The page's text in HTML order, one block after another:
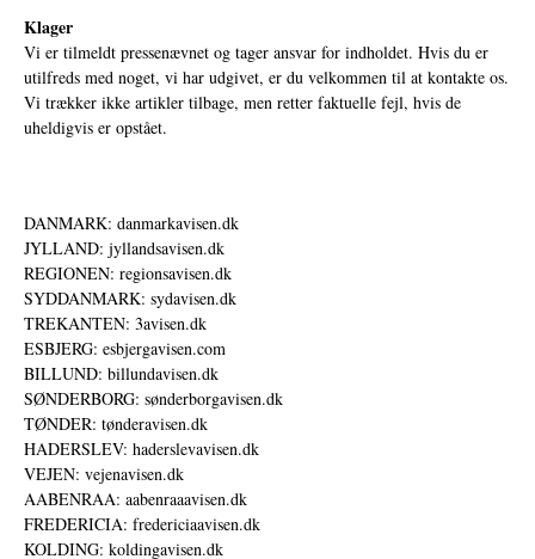
Klager
Vi er tilmeldt pressenævnet og tager ansvar for indholdet. Hvis du er
utilfreds med noget, vi har udgivet, er du velkommen til at kontakte os.
Vi trækker ikke artikler tilbage, men retter faktuelle fejl, hvis de
uheldigvis er opstået.
DANMARK: danmarkavisen.dk
JYLLAND: jyllandsavisen.dk
REGIONEN: regionsavisen.dk
SYDDANMARK: sydavisen.dk
TREKANTEN: 3avisen.dk
ESBJERG: esbjergavisen.com
BILLUND: billundavisen.dk
SØNDERBORG: sønderborgavisen.dk
TØNDER: tønderavisen.dk
HADERSLEV: haderslevavisen.dk
VEJEN: vejenavisen.dk
AABENRAA: aabenraaavisen.dk
FREDERICIA: fredericiaavisen.dk
KOLDING: koldingavisen.dk